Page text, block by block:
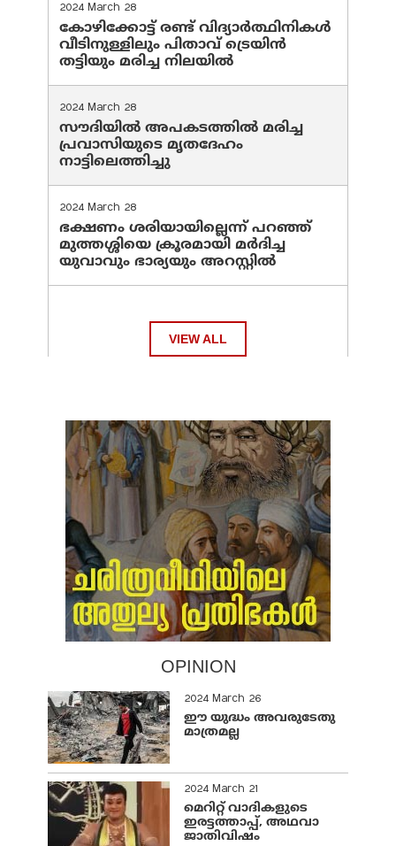
2024 March 28
കോഴിക്കോട്ട് രണ്ട് വിദ്യാർത്ഥിനികൾ
വീടിനുള്ളിലും പിതാവ് ട്രെയിൻ
തട്ടിയും മരിച്ച നിലയിൽ
2024 March 28
സൗദിയില്‍ അപകടത്തില്‍ മരിച്ച
പ്രവാസിയുടെ മൃതദേഹം
നാട്ടിലെത്തിച്ചു
2024 March 28
ഭക്ഷണം ശരിയായില്ലെന്ന് പറഞ്ഞ്
മുത്തശ്ശിയെ ക്രൂരമായി മര്‍ദിച്ച
യുവാവും ഭാര്യയും അറസ്റ്റില്‍
VIEW ALL
OPINION
2024 March 26
ഈ യുദ്ധം അവരുടേതു
മാത്രമല്ല
2024 March 21
മെറിറ്റ് വാദികളുടെ
ഇരട്ടത്താപ്പ്, അഥവാ
ജാതിവിഷം